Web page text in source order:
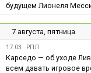
будущем Лионеля
7 августа, пятница
17:03 РПЛ
Карседо — об уходе
всем давать игровое